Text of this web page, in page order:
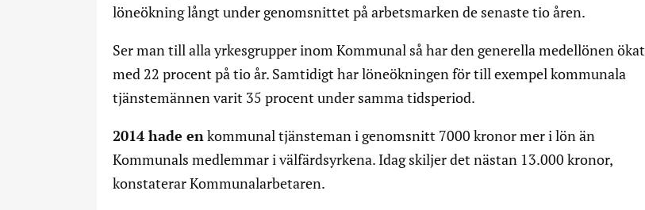
löneökning långt under genomsnittet på arbetsmarken de senaste tio åren.
Ser man till alla yrkesgrupper inom Kommunal så har den generella medellönen ökat
med 22 procent på tio år. Samtidigt har löneökningen för till exempel kommunala
tjänstemännen varit 35 procent under samma tidsperiod.
2014 hade en kommunal tjänsteman i genomsnitt 7000 kronor mer i lön än
Kommunals medlemmar i välfärdsyrkena. Idag skiljer det nästan 13.000 kronor,
konstaterar Kommunalarbetaren.